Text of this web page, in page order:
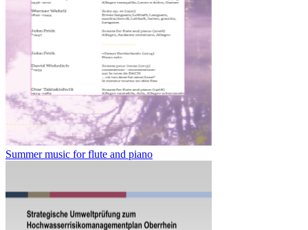
Summer music for flute and piano